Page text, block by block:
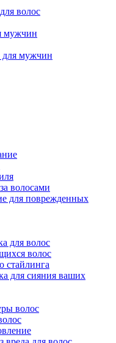
волос
мужчин
для мужчин
волосами
для поврежденных
для волос
волос
стайлинга
для сияния ваших
волос